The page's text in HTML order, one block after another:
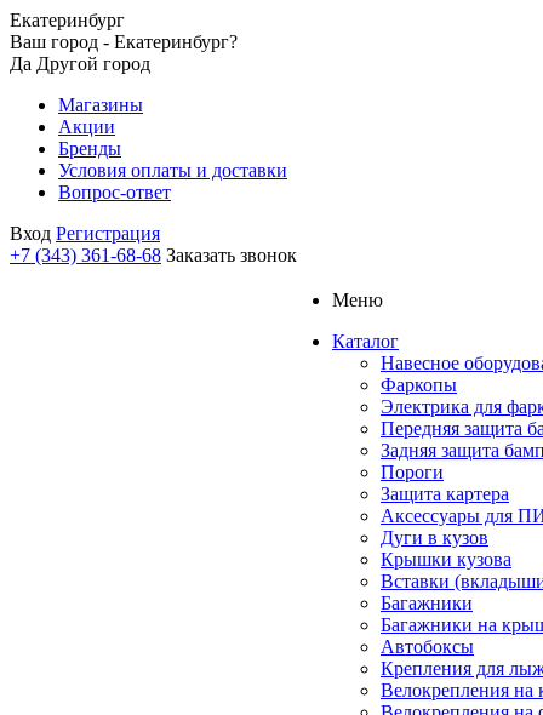
Екатеринбург
Ваш город - Екатеринбург?
Да Другой город
Магазины
Акции
Бренды
Условия оплаты и доставки
Вопрос-ответ
Вход Регистрация
+7 (343) 361-68-68 Заказать звонок
Меню
Каталог
Навесное
Фаркопы
Электрика для
Передняя защита
Задняя защита
Пороги
Защита картера
Аксессуары для
Дуги в кузов
Крышки кузова
Вставки
Багажники
Багажники на
Автобоксы
Крепления для
Велокрепления